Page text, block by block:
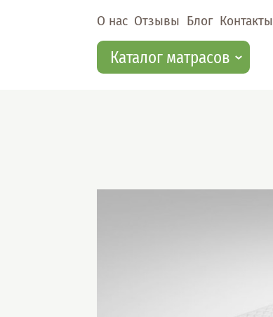
О нас Отзывы Блог Контакты
Каталог матрасов